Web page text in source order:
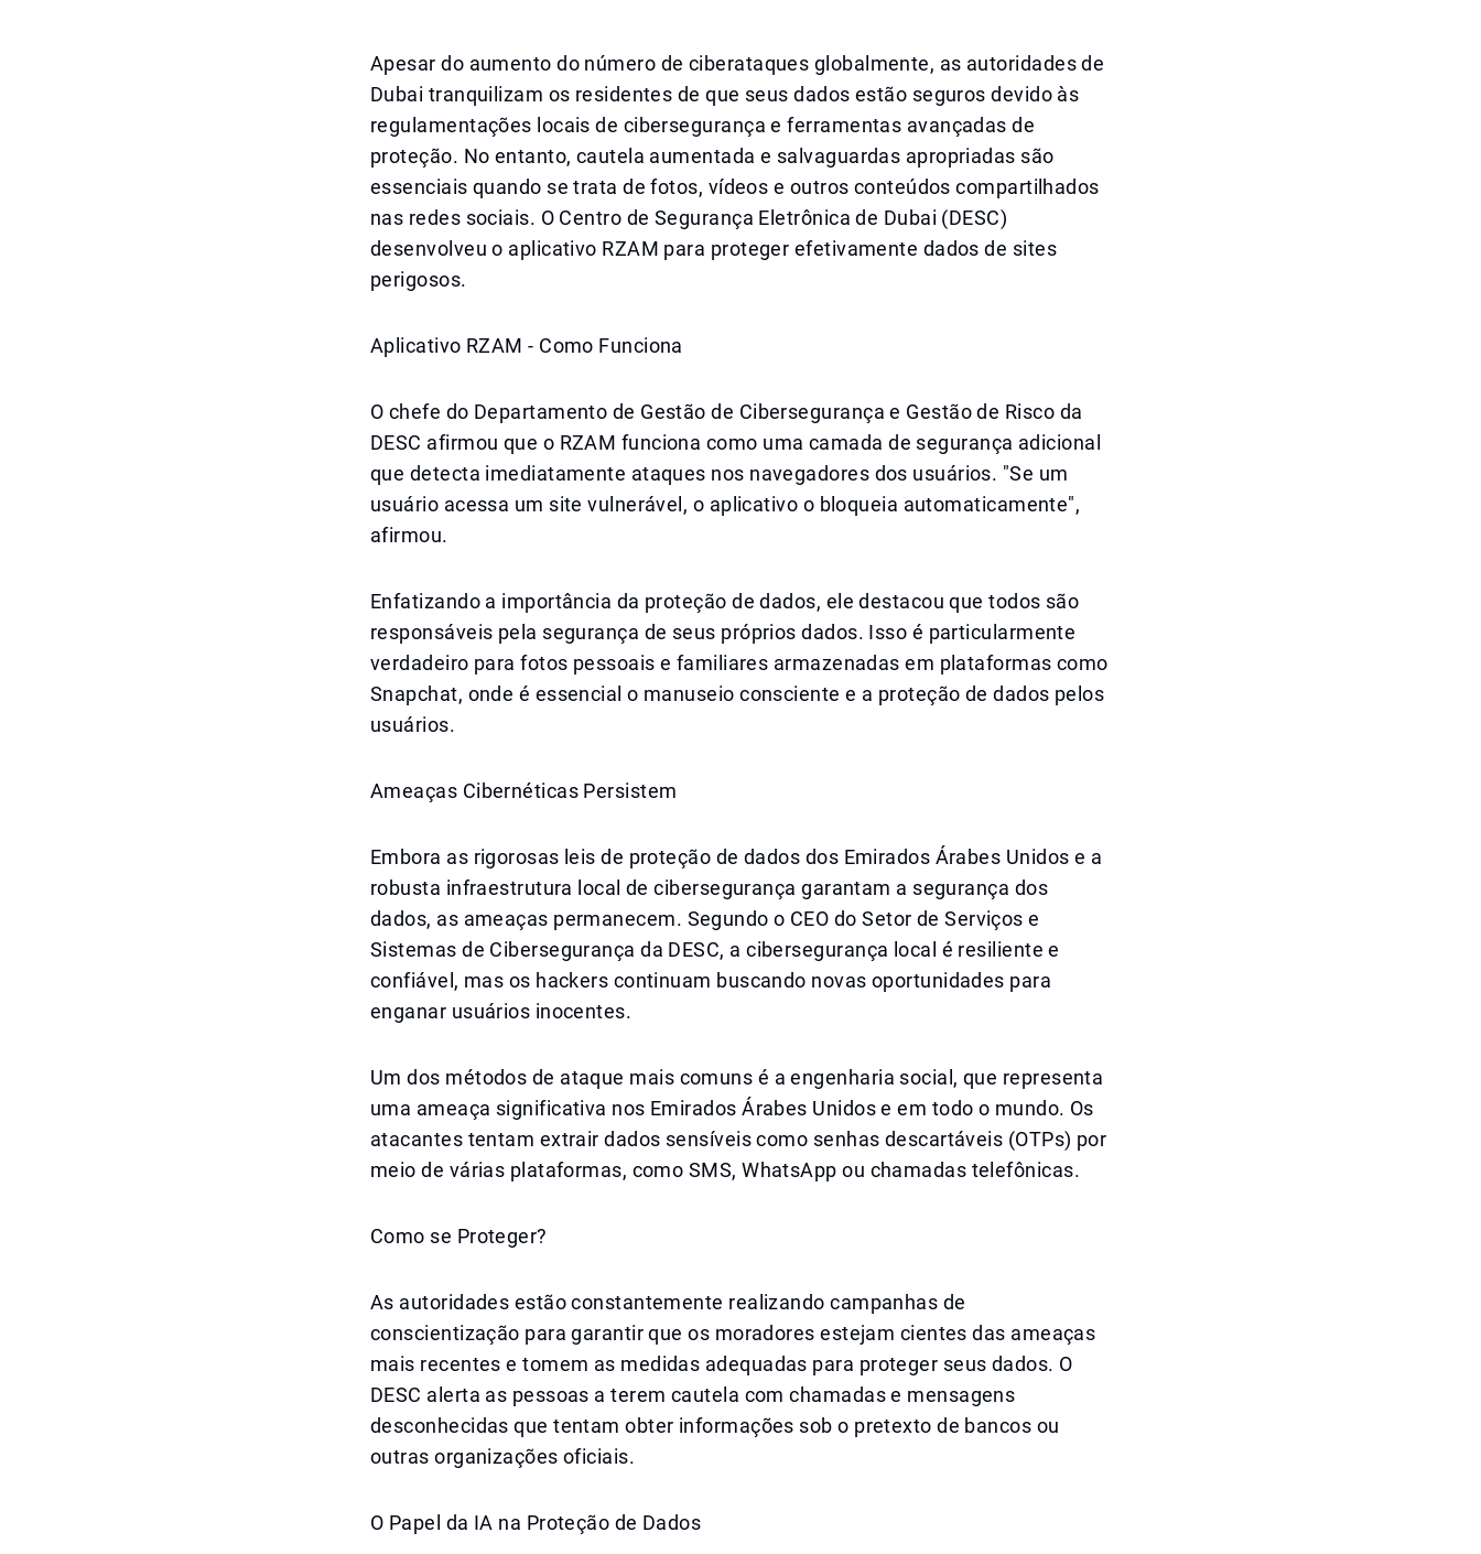
Apesar do aumento do número de ciberataques globalmente, as autoridades de
Dubai tranquilizam os residentes de que seus dados estão seguros devido às
regulamentações locais de cibersegurança e ferramentas avançadas de
proteção. No entanto, cautela aumentada e salvaguardas apropriadas são
essenciais quando se trata de fotos, vídeos e outros conteúdos compartilhados
nas redes sociais. O Centro de Segurança Eletrônica de Dubai (DESC)
desenvolveu o aplicativo RZAM para proteger efetivamente dados de sites
perigosos.
Aplicativo RZAM - Como Funciona
O chefe do Departamento de Gestão de Cibersegurança e Gestão de Risco da
DESC afirmou que o RZAM funciona como uma camada de segurança adicional
que detecta imediatamente ataques nos navegadores dos usuários. "Se um
usuário acessa um site vulnerável, o aplicativo o bloqueia automaticamente",
afirmou.
Enfatizando a importância da proteção de dados, ele destacou que todos são
responsáveis pela segurança de seus próprios dados. Isso é particularmente
verdadeiro para fotos pessoais e familiares armazenadas em plataformas como
Snapchat, onde é essencial o manuseio consciente e a proteção de dados pelos
usuários.
Ameaças Cibernéticas Persistem
Embora as rigorosas leis de proteção de dados dos Emirados Árabes Unidos e a
robusta infraestrutura local de cibersegurança garantam a segurança dos
dados, as ameaças permanecem. Segundo o CEO do Setor de Serviços e
Sistemas de Cibersegurança da DESC, a cibersegurança local é resiliente e
confiável, mas os hackers continuam buscando novas oportunidades para
enganar usuários inocentes.
Um dos métodos de ataque mais comuns é a engenharia social, que representa
uma ameaça significativa nos Emirados Árabes Unidos e em todo o mundo. Os
atacantes tentam extrair dados sensíveis como senhas descartáveis (OTPs) por
meio de várias plataformas, como SMS, WhatsApp ou chamadas telefônicas.
Como se Proteger?
As autoridades estão constantemente realizando campanhas de
conscientização para garantir que os moradores estejam cientes das ameaças
mais recentes e tomem as medidas adequadas para proteger seus dados. O
DESC alerta as pessoas a terem cautela com chamadas e mensagens
desconhecidas que tentam obter informações sob o pretexto de bancos ou
outras organizações oficiais.
O Papel da IA na Proteção de Dados